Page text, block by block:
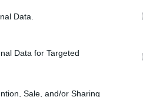
Data.
Data for Targeted
Sale, and/or Sharing
han llevado a una
los analistas están
a los aranceles, que
afectará esto a la